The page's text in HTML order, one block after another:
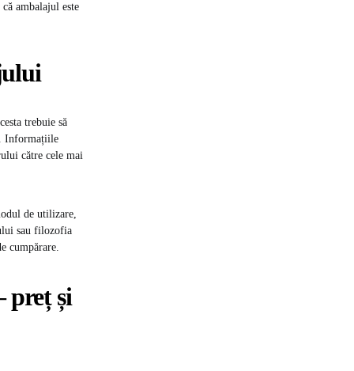
ambalajul este
trebuie să
Informațiile
către cele mai
de utilizare,
sau filozofia
cumpărare.
preț și